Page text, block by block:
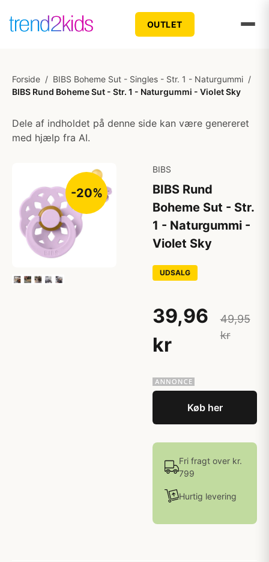
OUTLET
Forside / BIBS Boheme Sut - Singles - Str. 1 - Naturgummi /
BIBS Rund Boheme Sut - Str. 1 - Naturgummi - Violet Sky
Dele af indholdet på denne side kan være genereret
med hjælp fra AI.
-20%
BIBS
BIBS Rund
Boheme Sut - Str.
1 - Naturgummi -
Violet Sky
UDSALG
39,96
kr
49,95
kr
Køb her
Fri fragt over kr.
799
Hurtig levering